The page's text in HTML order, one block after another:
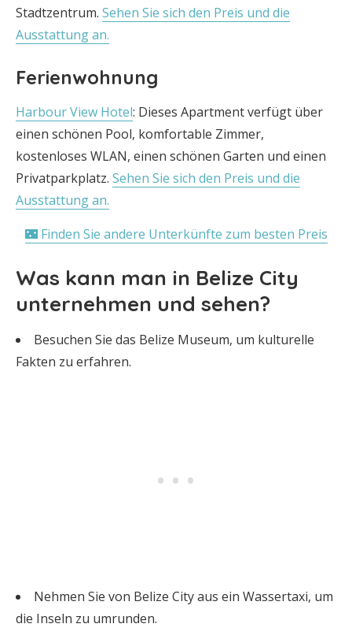
Stadtzentrum. Sehen Sie sich den Preis und die
Ausstattung an.
Ferienwohnung
Harbour View Hotel: Dieses Apartment verfügt über
einen schönen Pool, komfortable Zimmer,
kostenloses WLAN, einen schönen Garten und einen
Privatparkplatz. Sehen Sie sich den Preis und die
Ausstattung an.
🌃 Finden Sie andere Unterkünfte zum besten Preis
Was kann man in Belize City
unternehmen und sehen?
Besuchen Sie das Belize Museum, um kulturelle
Fakten zu erfahren.
Nehmen Sie von Belize City aus ein Wassertaxi, um
die Inseln zu umrunden.